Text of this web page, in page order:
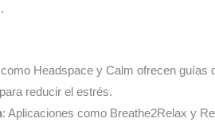
Headspace y Calm ofrecen guías
reducir el estrés.
: Aplicaciones como Breathe2Relax y